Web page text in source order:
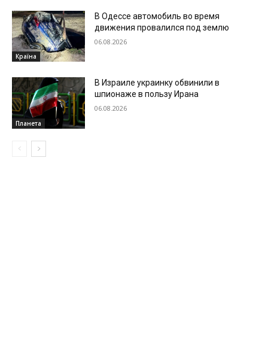
Країна
В Одессе автомобиль во время
движения провалился под землю
06.08.2026
Планета
В Израиле украинку обвинили в
шпионаже в пользу Ирана
06.08.2026